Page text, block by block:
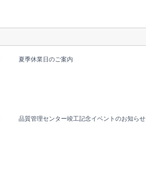
夏季休業日のご案内
品質管理センター竣工記念イベントのお知ら